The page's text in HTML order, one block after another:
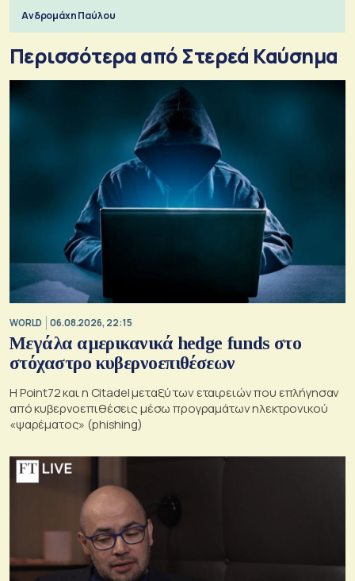
Ανδρομάχη Παύλου
Περισσότερα από Στερεά Καύσημα
WORLD 06.08.2026, 22:15
Μεγάλα αμερικανικά hedge funds στο
στόχαστρο κυβερνοεπιθέσεων
Η Point72 και η Citadel μεταξύ των εταιρειών που επλήγησαν
από κυβερνοεπιθέσεις μέσω προγραμάτων ηλεκτρονικού
«ψαρέματος» (phishing)